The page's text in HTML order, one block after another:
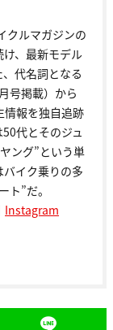
クルマガジンの
、最新モデル
代名詞となる
号掲載）から
情報を独自追跡
代とそのジュ
ング”という単
イク乗りの多
ト”だ。
Instagram